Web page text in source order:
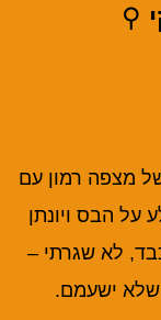
⚲
מצפה רמון עם
על הבס ויונתן
לא שגרתי –
שלא ישעמם.